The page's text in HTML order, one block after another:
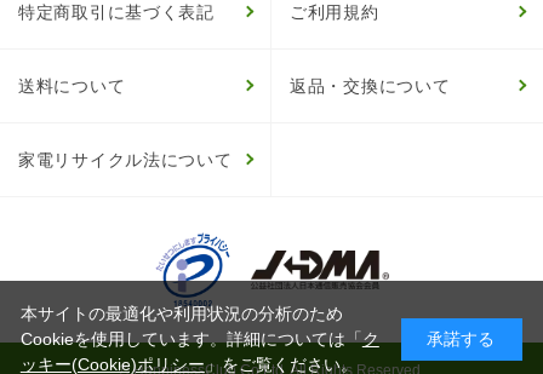
特定商取引に基づく表記 ご利用規約
送料について 返品・交換について
家電リサイクル法について
© HappinessClub Co.Ltd. All Rights Reserved.
本サイトの最適化や利用状況の分析のため
Cookieを使用しています。詳細については「ク
ッキー(Cookie)ポリシー」をご覧ください。
承諾する